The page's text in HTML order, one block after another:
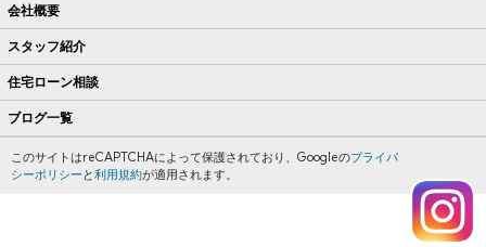
会社概要
スタッフ紹介
住宅ローン相談
ブログ一覧
このサイトはreCAPTCHAによって保護されており、Googleのプライバ
シーポリシー と利用規約が適用されます。